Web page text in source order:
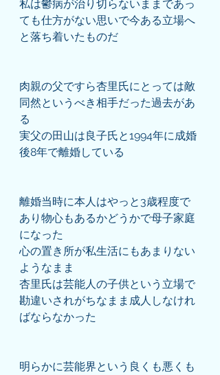
私は鬱病が治り切らないままであっ
ても仕方がない思いで今ある立場へ
と落ち着いたものだ
肉親の父ですら杏里氏にとっては敵
同然というべき相手だった過去があ
る
実父の田山は良子氏と1994年に成婚
後8年で離婚している
離婚当時に本人はやっと3歳程度で
あり物心もあるかどうかで母子家庭
になった
心の置き所が私生活にもあまりない
ようなまま
杏里氏は芸能人の子供という立場で
勘違いされがちなまま成人しなけれ
ばならなかった
明らかに芸能界という良くも悪くも